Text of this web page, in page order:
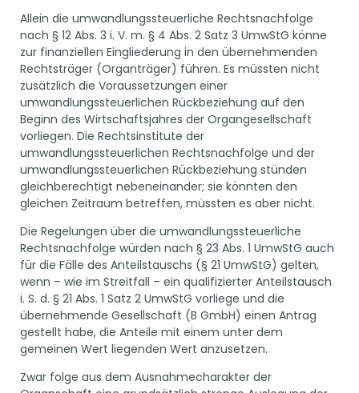
Allein die umwandlungssteuerliche Rechtsnachfolge
nach § 12 Abs. 3 i. V. m. § 4 Abs. 2 Satz 3 UmwStG könne
zur finanziellen Eingliederung in den übernehmenden
Rechtsträger (Organträger) führen. Es müssten nicht
zusätzlich die Voraussetzungen einer
umwandlungssteuerlichen Rückbeziehung auf den
Beginn des Wirtschaftsjahres der Organgesellschaft
vorliegen. Die Rechtsinstitute der
umwandlungssteuerlichen Rechtsnachfolge und der
umwandlungssteuerlichen Rückbeziehung stünden
gleichberechtigt nebeneinander; sie könnten den
gleichen Zeitraum betreffen, müssten es aber nicht.
Die Regelungen über die umwandlungssteuerliche
Rechtsnachfolge würden nach § 23 Abs. 1 UmwStG auch
für die Fälle des Anteilstauschs (§ 21 UmwStG) gelten,
wenn – wie im Streitfall – ein qualifizierter Anteilstausch
i. S. d. § 21 Abs. 1 Satz 2 UmwStG vorliege und die
übernehmende Gesellschaft (B GmbH) einen Antrag
gestellt habe, die Anteile mit einem unter dem
gemeinen Wert liegenden Wert anzusetzen.
Zwar folge aus dem Ausnahmecharakter der